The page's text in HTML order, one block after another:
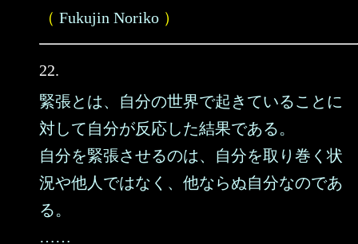
（ Fukujin Noriko ）
22.
緊張とは、自分の世界で起きていることに
対して自分が反応した結果である。
自分を緊張させるのは、自分を取り巻く状
況や他人ではなく、他ならぬ自分なのであ
る。
……